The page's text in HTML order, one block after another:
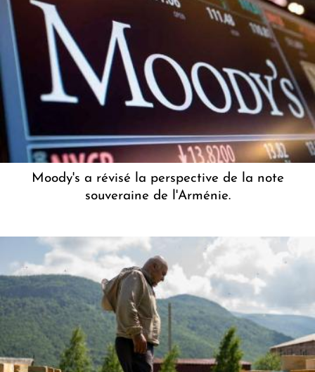
Moody's a révisé la perspective de la note
souveraine de l'Arménie.